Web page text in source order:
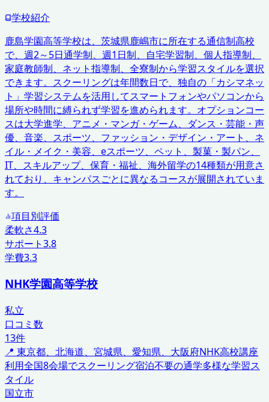
学校紹介
鹿島学園高等学校は、茨城県鹿嶋市に所在する通信制高校
で、週2～5日通学制、週1日制、自宅学習制、個人指導制、
家庭教師制、ネット指導制、全寮制から学習スタイルを選択
できます。スクーリングは年間数日で、独自の「カシマネッ
ト」学習システムを活用してスマートフォンやパソコンから
場所や時間に縛られず学習を進められます。オプションコー
スは大学進学、アニメ・マンガ・ゲーム、ダンス・芸能・声
優、音楽、スポーツ、ファッション・デザイン・アート、ネ
イル・メイク・美容、eスポーツ、ペット、製菓・製パン、
IT、スキルアップ、保育・福祉、海外留学の14種類が用意さ
れており、キャンパスごとに異なるコースが展開されていま
す。
項目別評価
柔軟さ4.3
サポート3.8
学費3.3
NHK学園高等学校
私立
口コミ数
13件
📍 東京都、北海道、宮城県、愛知県、大阪府NHK高校講座
利用全国8会場でスクーリング宿泊不要の通学多様な学習ス
タイル
国立市